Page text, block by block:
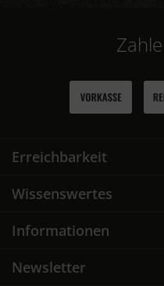
Erreichbarkeit
Wissenswertes
Informationen
Newsletter